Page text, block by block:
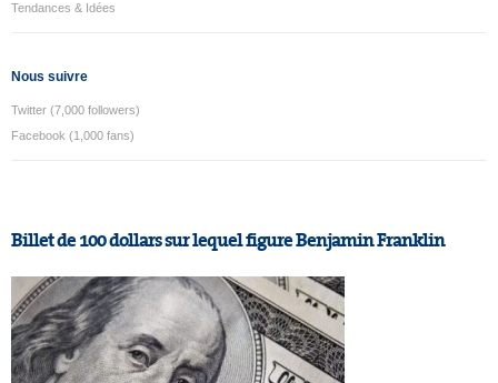
Tendances & Idées
Nous suivre
Twitter (7,000 followers)
Facebook (1,000 fans)
Billet de 100 dollars sur lequel figure Benjamin Franklin